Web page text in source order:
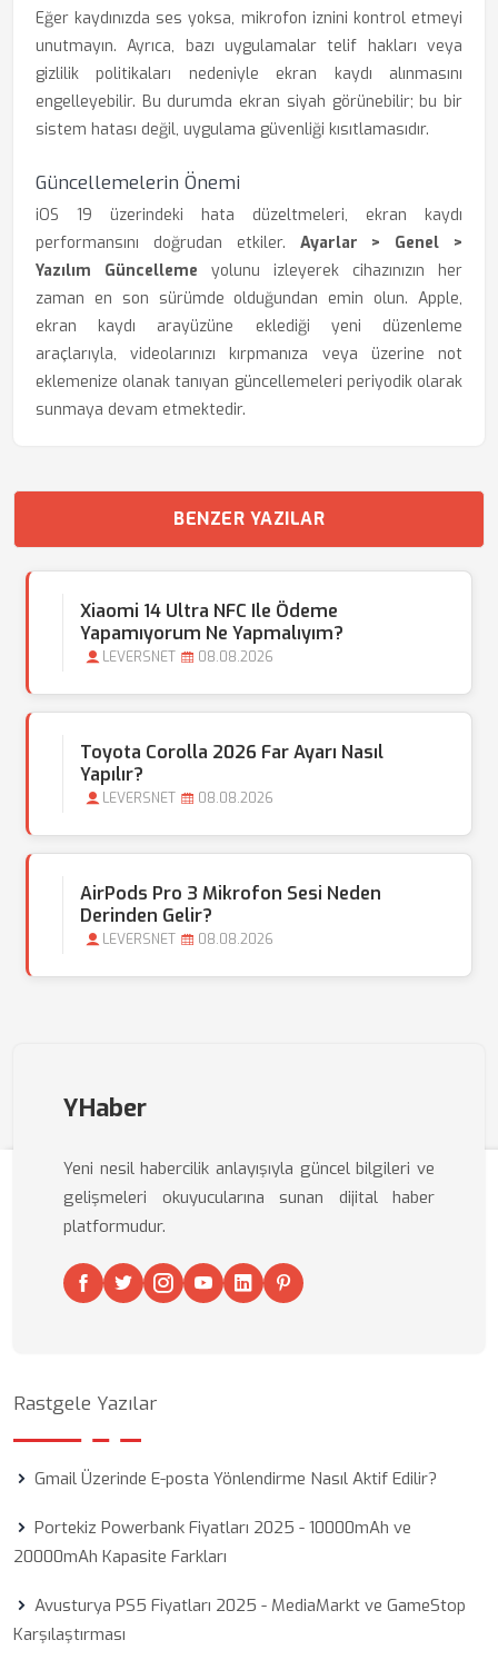
Eğer kaydınızda ses yoksa, mikrofon iznini kontrol etmeyi
unutmayın. Ayrıca, bazı uygulamalar telif hakları veya
gizlilik politikaları nedeniyle ekran kaydı alınmasını
engelleyebilir. Bu durumda ekran siyah görünebilir; bu bir
sistem hatası değil, uygulama güvenliği kısıtlamasıdır.
Güncellemelerin Önemi
iOS 19 üzerindeki hata düzeltmeleri, ekran kaydı
performansını doğrudan etkiler. Ayarlar > Genel >
Yazılım Güncelleme yolunu izleyerek cihazınızın her
zaman en son sürümde olduğundan emin olun. Apple,
ekran kaydı arayüzüne eklediği yeni düzenleme
araçlarıyla, videolarınızı kırpmanıza veya üzerine not
eklemenize olanak tanıyan güncellemeleri periyodik olarak
sunmaya devam etmektedir.
BENZER YAZILAR
Xiaomi 14 Ultra NFC Ile Ödeme
Yapamıyorum Ne Yapmalıyım?
LEVERSNET 08.08.2026
Toyota Corolla 2026 Far Ayarı Nasıl
Yapılır?
LEVERSNET 08.08.2026
AirPods Pro 3 Mikrofon Sesi Neden
Derinden Gelir?
LEVERSNET 08.08.2026
YHaber
Yeni nesil habercilik anlayışıyla güncel bilgileri ve
gelişmeleri okuyucularına sunan dijital haber
platformudur.
Rastgele Yazılar
Gmail Üzerinde E-posta Yönlendirme Nasıl Aktif Edilir?
Portekiz Powerbank Fiyatları 2025 - 10000mAh ve
20000mAh Kapasite Farkları
Avusturya PS5 Fiyatları 2025 - MediaMarkt ve GameStop
Karşılaştırması